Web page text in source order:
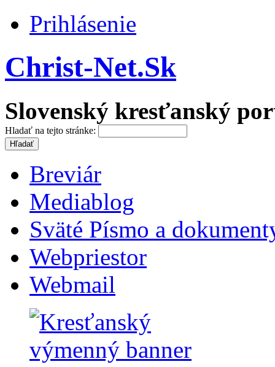
Prihlásenie
Christ-Net.Sk
Slovenský kresťanský
Hladať na tejto stránke:
Breviár
Mediablog
Sväté Písmo a
Webpriestor
Webmail